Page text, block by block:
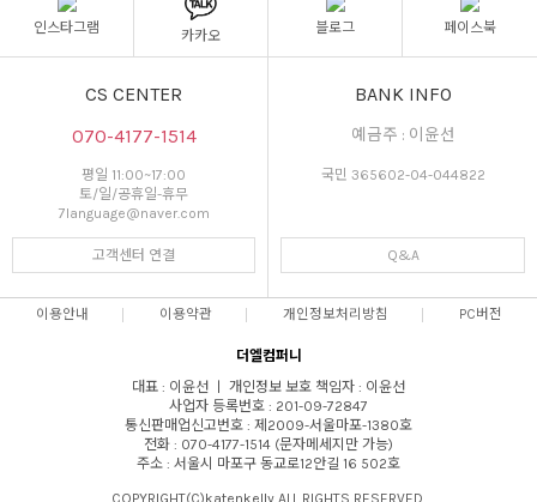
인스타그램
카카오
블로그 페이스북
CS CENTER
070-4177-1514
평일 11:00~17:00
토/일/공휴일-휴무
7language@naver.com
고객센터 연결
BANK INFO
예금주 : 이윤선
국민 365602-04-044822
Q&A
이용안내 이용약관 개인정보처리방침 PC버전
더엘컴퍼니
대표 : 이윤선 ㅣ 개인정보 보호 책임자 : 이윤선
사업자 등록번호 : 201-09-72847
통신판매업신고번호 : 제2009-서울마포-1380호
전화 : 070-4177-1514 (문자메세지만 가능)
주소 : 서울시 마포구 동교로12안길 16 502호